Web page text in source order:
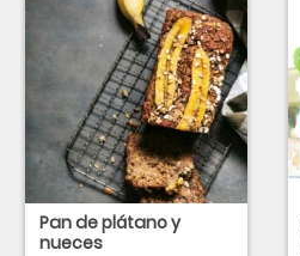
Pan de plátano y
nueces